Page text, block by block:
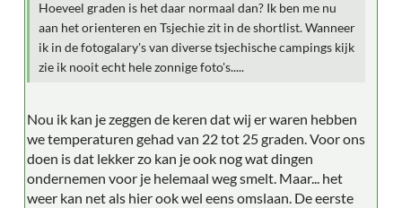
Hoeveel graden is het daar normaal dan? Ik ben me nu
aan het orienteren en Tsjechie zit in de shortlist. Wanneer
ik in de fotogalary's van diverse tsjechische campings kijk
zie ik nooit echt hele zonnige foto's.....
Nou ik kan je zeggen de keren dat wij er waren hebben
we temperaturen gehad van 22 tot 25 graden. Voor ons
doen is dat lekker zo kan je ook nog wat dingen
ondernemen voor je helemaal weg smelt. Maar... het
weer kan net als hier ook wel eens omslaan. De eerste